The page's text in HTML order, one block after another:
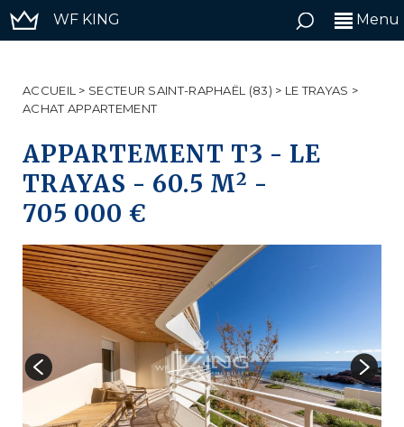
WF KING Menu
ACCUEIL > SECTEUR SAINT-RAPHAËL (83) > LE TRAYAS >
ACHAT APPARTEMENT
APPARTEMENT T3 - LE
TRAYAS - 60.5 M2 -
705 000 €